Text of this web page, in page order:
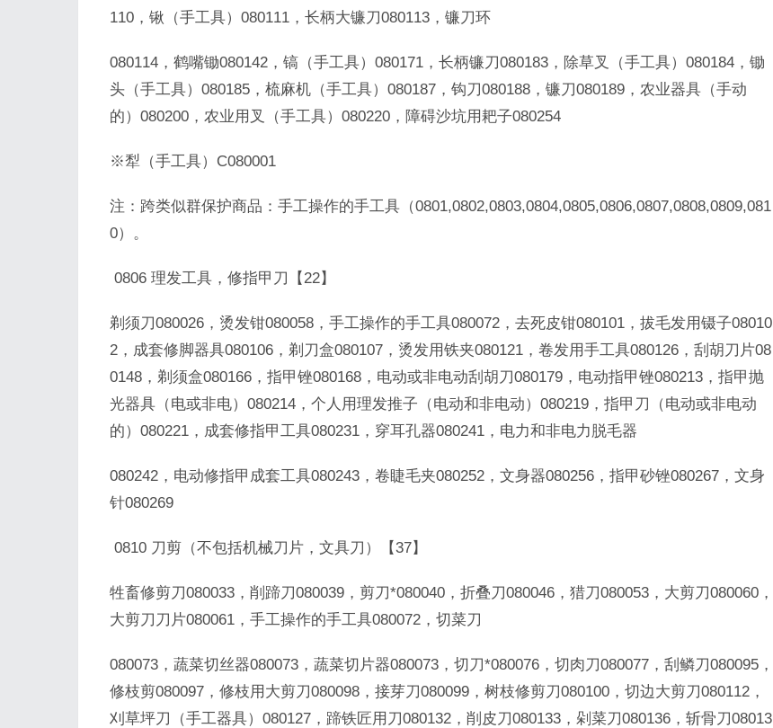
110，锹（手工具）080111，长柄大镰刀080113，镰刀环
080114，鹤嘴锄080142，镐（手工具）080171，长柄镰刀080183，除草叉（手工具）080184，锄
头（手工具）080185，梳麻机（手工具）080187，钩刀080188，镰刀080189，农业器具（手动
的）080200，农业用叉（手工具）080220，障碍沙坑用耙子080254
※犁（手工具）C080001
注：跨类似群保护商品：手工操作的手工具（0801,0802,0803,0804,0805,0806,0807,0808,0809,081
0）。
0806 理发工具，修指甲刀【22】
剃须刀080026，烫发钳080058，手工操作的手工具080072，去死皮钳080101，拔毛发用镊子08010
2，成套修脚器具080106，剃刀盒080107，烫发用铁夹080121，卷发用手工具080126，刮胡刀片08
0148，剃须盒080166，指甲锉080168，电动或非电动刮胡刀080179，电动指甲锉080213，指甲抛
光器具（电或非电）080214，个人用理发推子（电动和非电动）080219，指甲刀（电动或非电动
的）080221，成套修指甲工具080231，穿耳孔器080241，电力和非电力脱毛器
080242，电动修指甲成套工具080243，卷睫毛夹080252，文身器080256，指甲砂锉080267，文身
针080269
0810 刀剪（不包括机械刀片，文具刀）【37】
牲畜修剪刀080033，削蹄刀080039，剪刀*080040，折叠刀080046，猎刀080053，大剪刀080060，
大剪刀刀片080061，手工操作的手工具080072，切菜刀
080073，蔬菜切丝器080073，蔬菜切片器080073，切刀*080076，切肉刀080077，刮鳞刀080095，
修枝剪080097，修枝用大剪刀080098，接芽刀080099，树枝修剪刀080100，切边大剪刀080112，
刈草坪刀（手工器具）080127，蹄铁匠用刀080132，削皮刀080133，剁菜刀080136，斩骨刀08013